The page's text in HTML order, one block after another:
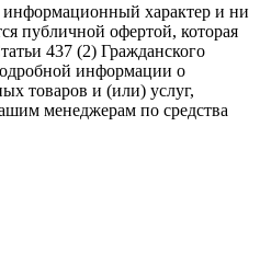
характер и ни
публичной офертой, которая
437 (2) Гражданского
информации о
товаров и (или) услуг,
менеджерам по средства